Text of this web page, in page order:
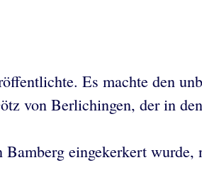
Es machte den
von Berlichingen, der in
eingekerkert